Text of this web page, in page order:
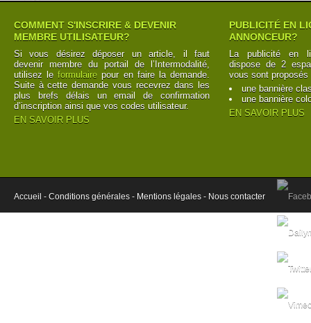
COMMENT S'INSCRIRE & DEVENIR
MEMBRE UTILISATEUR?
Si vous désirez déposer un article, il faut
devenir membre du portail de l’Intermodalité,
utilisez leformulaire pour en faire la demande.
Suite à cette demande vous recevrez dans les
plus brefs délais un email de confirmation
d’inscription ainsi que vos codes utilisateur.
EN SAVOIR PLUS
PUBLICITÉ EN
ANNONCEUR?
La publicité en
dispose de 2
vous sont proposés
une bannière
une bannière
EN SAVOIR PLUS
Accueil - Conditions générales - Mentions légales - Nous contacter